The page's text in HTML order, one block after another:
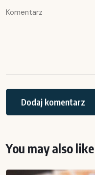
You may also like